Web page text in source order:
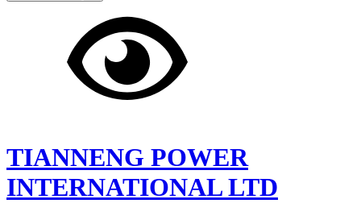
TIANNENG POWER
INTERNATIONAL LTD